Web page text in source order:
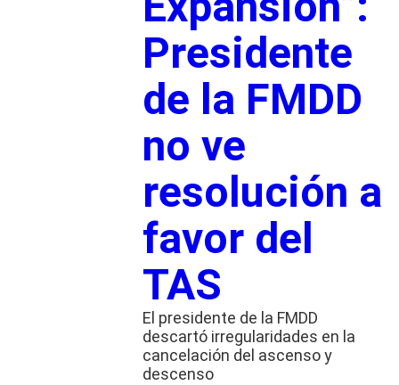
Presidente
de la FMDD
no ve
resolución a
favor del
TAS
El presidente de la FMDD
descartó irregularidades en la
cancelación del ascenso y
descenso